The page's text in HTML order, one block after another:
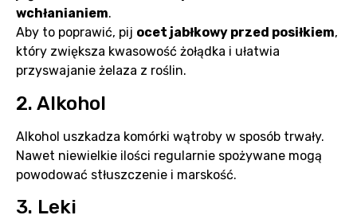
wchłanianiem.
Aby to poprawić, pij ocet jabłkowy przed posiłkiem,
który zwiększa kwasowość żołądka i ułatwia
przyswajanie żelaza z roślin.
2. Alkohol
Alkohol uszkadza komórki wątroby w sposób trwały.
Nawet niewielkie ilości regularnie spożywane mogą
powodować stłuszczenie i marskość.
3. Leki